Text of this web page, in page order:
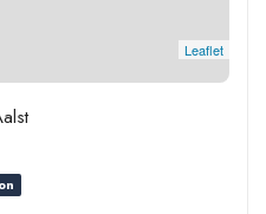
Leaflet